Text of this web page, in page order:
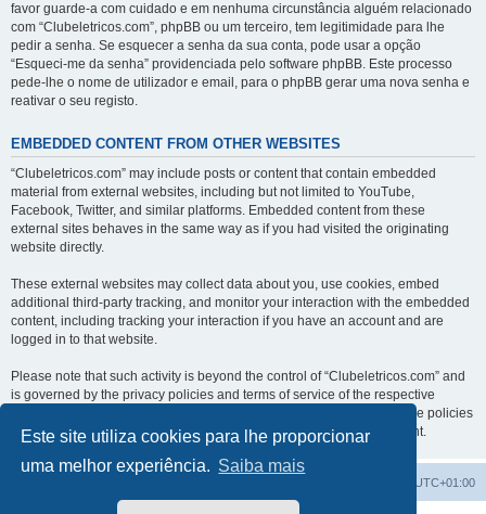
Este site utiliza cookies para lhe proporcionar
uma melhor experiência. Saiba mais
favor guarde-a com cuidado e em nenhuma circunstância alguém relacionado
com “Clubeletricos.com”, phpBB ou um terceiro, tem legitimidade para lhe
pedir a senha. Se esquecer a senha da sua conta, pode usar a opção
“Esqueci-me da senha” providenciada pelo software phpBB. Este processo
pede-lhe o nome de utilizador e email, para o phpBB gerar uma nova senha e
reativar o seu registo.
EMBEDDED CONTENT FROM OTHER WEBSITES
“Clubeletricos.com” may include posts or content that contain embedded
material from external websites, including but not limited to YouTube,
Facebook, Twitter, and similar platforms. Embedded content from these
external sites behaves in the same way as if you had visited the originating
website directly.
These external websites may collect data about you, use cookies, embed
additional third-party tracking, and monitor your interaction with the embedded
content, including tracking your interaction if you have an account and are
logged in to that website.
Please note that such activity is beyond the control of “Clubeletricos.com” and
is governed by the privacy policies and terms of service of the respective
external websites. We encourage you to review the privacy and cookie policies
of any third-party services you interact with through embedded content.
UTC+01:00